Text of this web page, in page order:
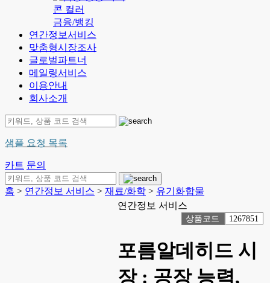
금융/뱅킹
연간정보서비스
맞춤형시장조사
글로벌파트너
메일링서비스
이용안내
회사소개
샘플 요청 목록
카트 문의
홈 > 연간정보 서비스 > 재료/화학 > 유기화합물
연간정보 서비스
상품코드 1267851
포름알데히드 시
장 : 공장 능력,